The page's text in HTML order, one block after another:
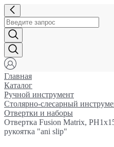
Главная
Каталог
Ручной инструмент
Столярно-слесарный
Отвертки и наборы
Отвертка Fusion Matrix,
рукоятка "ani slip"